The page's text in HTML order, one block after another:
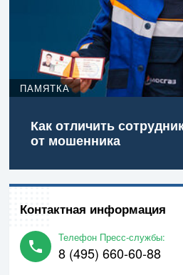
ПАМЯТКА
Как отличить
от мошенника
Контактная информация
Телефон Пресс-службы:
8 (495) 660-60-88